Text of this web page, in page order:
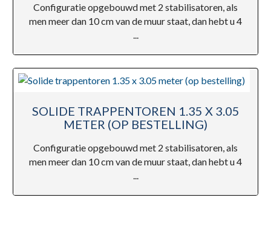
Configuratie opgebouwd met 2 stabilisatoren, als
men meer dan 10 cm van de muur staat, dan hebt u 4
...
SOLIDE TRAPPENTOREN 1.35 X 3.05
METER (OP BESTELLING)
Configuratie opgebouwd met 2 stabilisatoren, als
men meer dan 10 cm van de muur staat, dan hebt u 4
...